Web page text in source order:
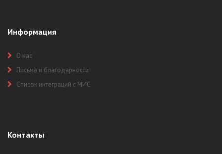
Информация
О нас
Письма и благодарности
Список интеграций с МИС
Контакты